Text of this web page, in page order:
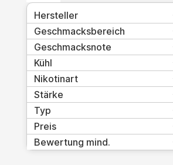
Hersteller
Geschmacksbereich
Geschmacksnote
Kühl
Nikotinart
Stärke
Typ
Preis
Bewertung mind.